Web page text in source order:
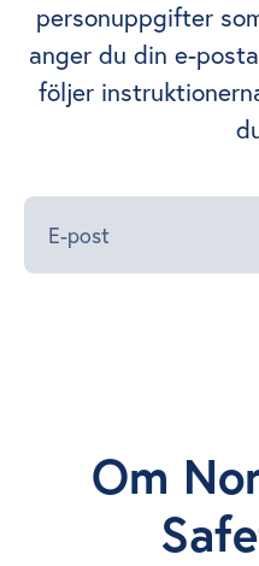
personuppgifter
anger du din e-
följer
Om